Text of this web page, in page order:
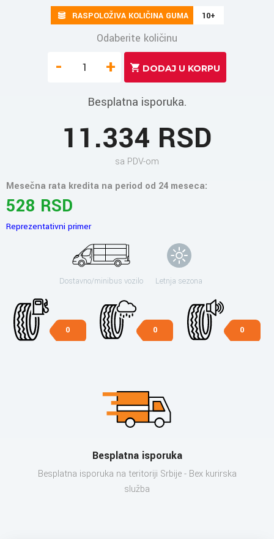
RASPOLOŽIVA KOLIČINA GUMA 10+
Odaberite količinu
- +
Besplatna isporuka.
11.334 RSD
sa PDV-om
Mesečna rata kredita na period od 24 meseca:
528 RSD
Reprezentativni primer
Dostavno/minibus vozilo Letnja sezona
0 0 0
Besplatna isporuka
Besplatna isporuka na teritoriji Srbije - Bex kurirska
služba